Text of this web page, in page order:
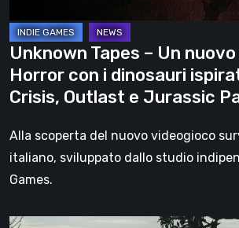
i
dinosauri
ispirato
a
Dino
Crisis,
Outlast
e
Park
Unknown Tapes – Un
Horror con i dinosauri
Crisis, Outlast e Jurassic
Alla scoperta del nuovo videogioco
italiano, sviluppato dallo studio
Games.